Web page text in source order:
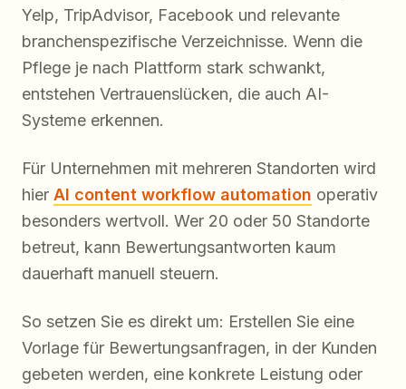
Yelp, TripAdvisor, Facebook und relevante
branchenspezifische Verzeichnisse. Wenn die
Pflege je nach Plattform stark schwankt,
entstehen Vertrauenslücken, die auch AI-
Systeme erkennen.
Für Unternehmen mit mehreren Standorten wird
hier AI content workflow automation operativ
besonders wertvoll. Wer 20 oder 50 Standorte
betreut, kann Bewertungsantworten kaum
dauerhaft manuell steuern.
So setzen Sie es direkt um: Erstellen Sie eine
Vorlage für Bewertungsanfragen, in der Kunden
gebeten werden, eine konkrete Leistung oder